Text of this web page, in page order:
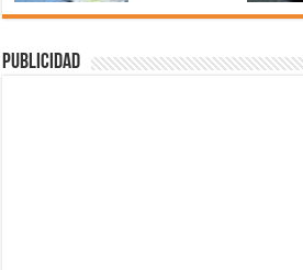
Publicidad